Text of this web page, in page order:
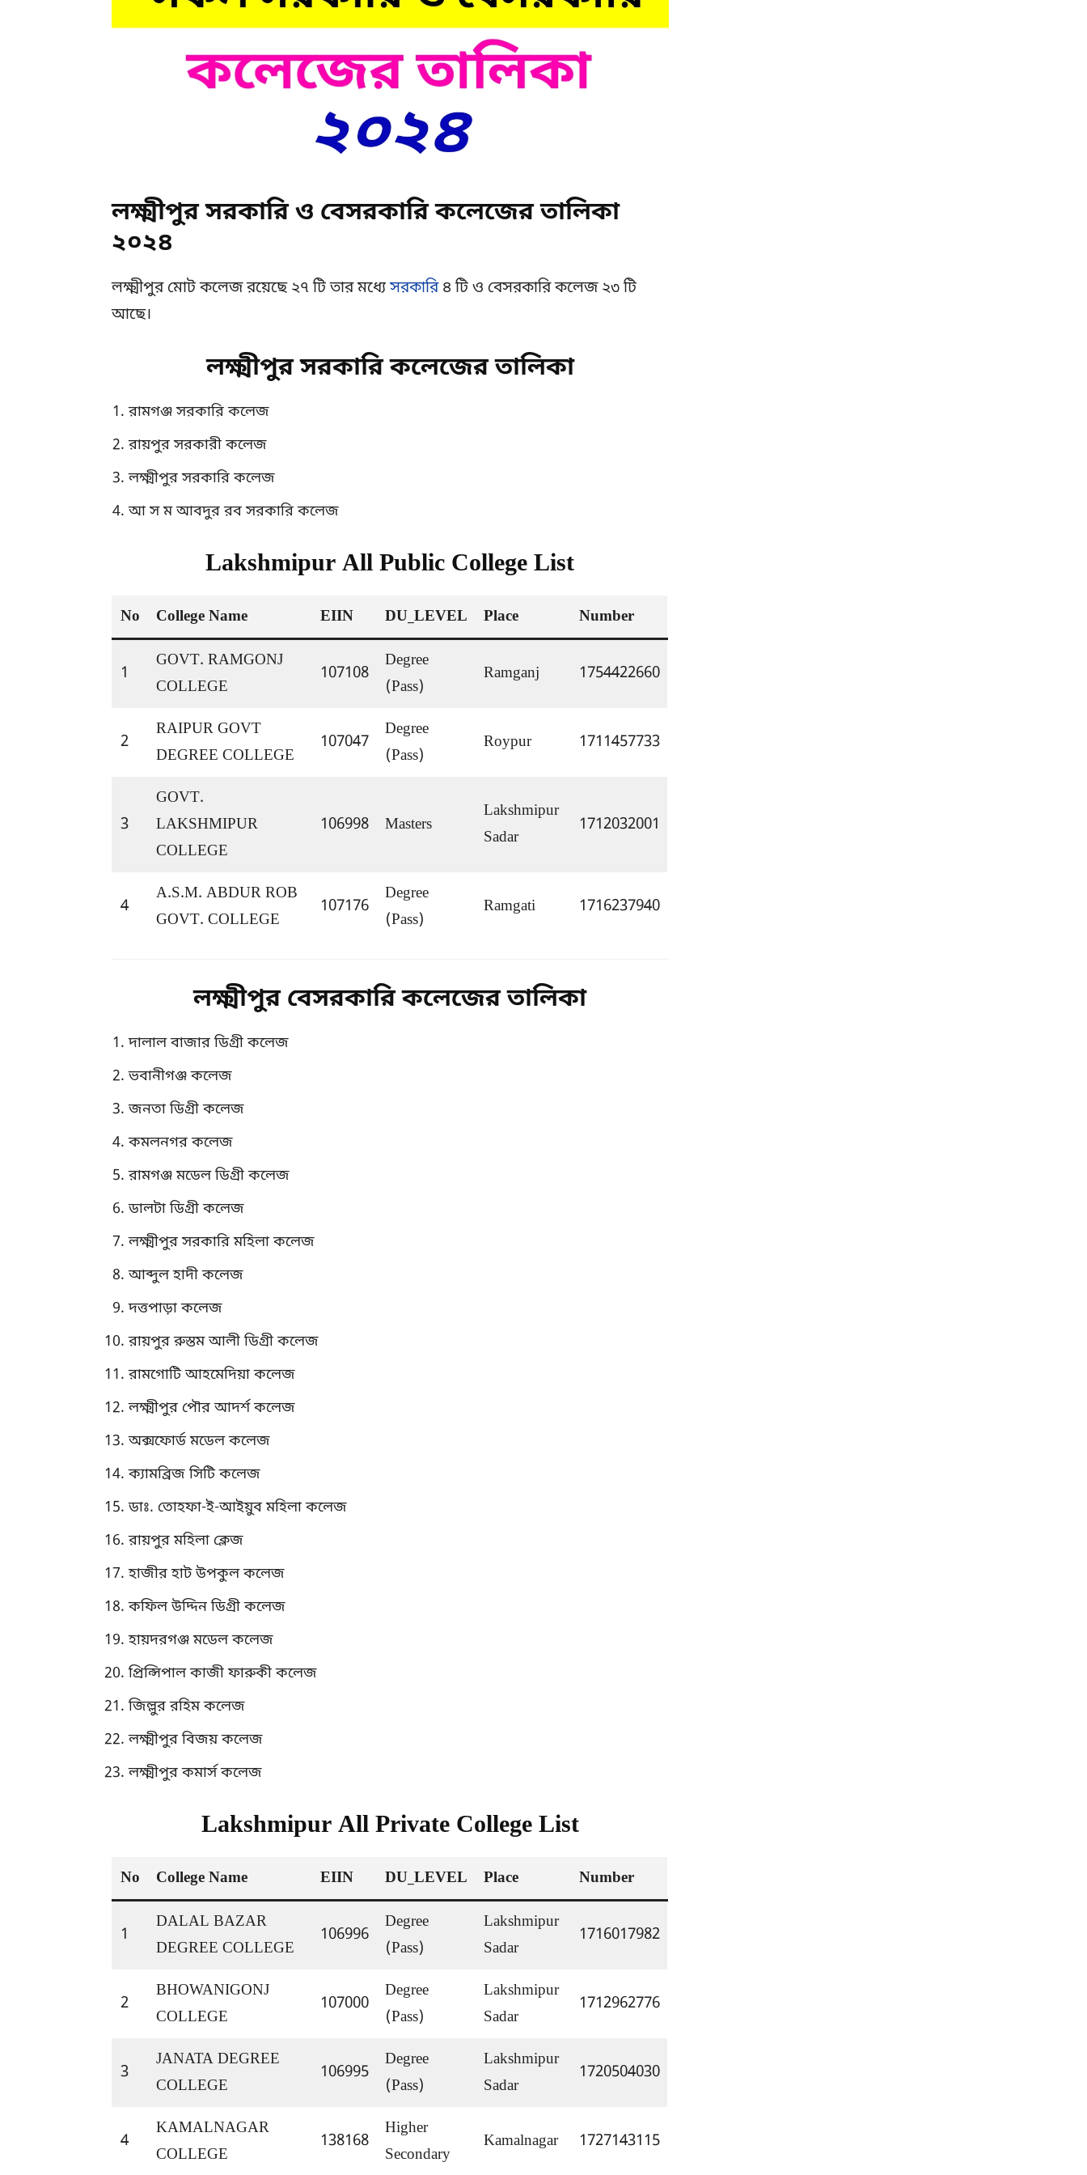
লক্ষ্মীপুর সরকারি ও বেসরকারি কলেজের তালিকা
২০২৪
লক্ষ্মীপুর মোট কলেজ রয়েছে ২৭ টি তার মধ্যেসরকারি৪ টি ও বেসরকারি কলেজ ২৩ টি
আছে।
লক্ষ্মীপুর সরকারি কলেজের তালিকা
রামগঞ্জ সরকারি কলেজ
রায়পুর সরকারী কলেজ
লক্ষ্মীপুর সরকারি কলেজ
আ স ম আবদুর রব সরকারি কলেজ
Lakshmipur All Public College List
No College Name EIIN DU_LEVEL Place Number
1
GOVT. RAMGONJ
COLLEGE
107108
Degree
(Pass)
Ramganj 1754422660
2
RAIPUR GOVT
DEGREE COLLEGE
107047
Degree
(Pass)
Roypur 1711457733
3
GOVT.
LAKSHMIPUR
COLLEGE
106998 Masters
Lakshmipur
Sadar
1712032001
4
A.S.M. ABDUR ROB
GOVT. COLLEGE
107176
Degree
(Pass)
Ramgati 1716237940
লক্ষ্মীপুর বেসরকারি কলেজের তালিকা
দালাল বাজার ডিগ্রী কলেজ
ভবানীগঞ্জ কলেজ
জনতা ডিগ্রী কলেজ
কমলনগর কলেজ
রামগঞ্জ মডেল ডিগ্রী কলেজ
ডালটা ডিগ্রী কলেজ
লক্ষ্মীপুর সরকারি মহিলা কলেজ
আব্দুল হাদী কলেজ
দত্তপাড়া কলেজ
রায়পুর রুস্তম আলী ডিগ্রী কলেজ
রামগোটি আহমেদিয়া কলেজ
লক্ষ্মীপুর পৌর আদর্শ কলেজ
অক্সফোর্ড মডেল কলেজ
ক্যামব্রিজ সিটি কলেজ
ডাঃ. তোহফা-ই-আইয়ুব মহিলা কলেজ
রায়পুর মহিলা ক্লেজ
হাজীর হাট উপকুল কলেজ
কফিল উদ্দিন ডিগ্রী কলেজ
হায়দরগঞ্জ মডেল কলেজ
প্রিন্সিপাল কাজী ফারুকী কলেজ
জিল্লুর রহিম কলেজ
লক্ষ্মীপুর বিজয় কলেজ
লক্ষ্মীপুর কমার্স কলেজ
Lakshmipur All Private College List
No College Name EIIN DU_LEVEL Place Number
1
DALAL BAZAR
DEGREE COLLEGE
106996
Degree
(Pass)
Lakshmipur
Sadar
1716017982
2
BHOWANIGONJ
COLLEGE
107000
Degree
(Pass)
Lakshmipur
Sadar
1712962776
3
JANATA DEGREE
COLLEGE
106995
Degree
(Pass)
Lakshmipur
Sadar
1720504030
4
KAMALNAGAR
COLLEGE
138168
Higher
Secondary
Kamalnagar 1727143115